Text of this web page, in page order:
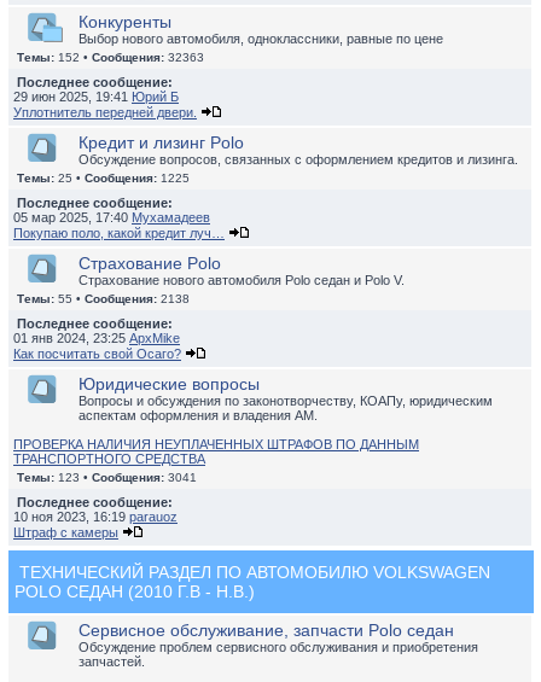
Конкуренты
Выбор нового автомобиля, одноклассники, равные по цене
Темы: 152 • Сообщения: 32363
Последнее сообщение:
29 июн 2025, 19:41 Юрий Б
Уплотнитель передней двери.
Кредит и лизинг Polo
Обсуждение вопросов, связанных с оформлением кредитов и лизинга.
Темы: 25 • Сообщения: 1225
Последнее сообщение:
05 мар 2025, 17:40 Мухамадеев
Покупаю поло, какой кредит луч…
Страхование Polo
Страхование нового автомобиля Polo седан и Polo V.
Темы: 55 • Сообщения: 2138
Последнее сообщение:
01 янв 2024, 23:25 ApxMike
Как посчитать свой Осаго?
Юридические вопросы
Вопросы и обсуждения по законотворчеству, КОАПу, юридическим
аспектам оформления и владения АМ.
ПРОВЕРКА НАЛИЧИЯ НЕУПЛАЧЕННЫХ ШТРАФОВ ПО ДАННЫМ
ТРАНСПОРТНОГО СРЕДСТВА
Темы: 123 • Сообщения: 3041
Последнее сообщение:
10 ноя 2023, 16:19 parauoz
Штраф с камеры
ТЕХНИЧЕСКИЙ РАЗДЕЛ ПО АВТОМОБИЛЮ VOLKSWAGEN
POLO СЕДАН (2010 Г.В - Н.В.)
Сервисное обслуживание, запчасти Polo седан
Обсуждение проблем сервисного обслуживания и приобретения
запчастей.